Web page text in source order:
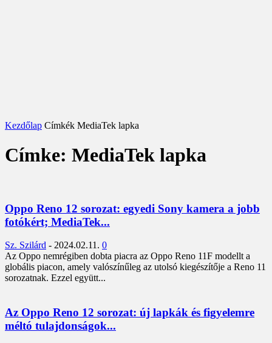
Kezdőlap Címkék MediaTek lapka
Címke: MediaTek lapka
Oppo Reno 12 sorozat: egyedi Sony kamera a jobb
fotókért; MediaTek...
Sz. Szilárd - 2024.02.11. 0
Az Oppo nemrégiben dobta piacra az Oppo Reno 11F modellt a
globális piacon, amely valószínűleg az utolsó kiegészítője a Reno 11
sorozatnak. Ezzel együtt...
Az Oppo Reno 12 sorozat: új lapkák és figyelemre
méltó tulajdonságok...